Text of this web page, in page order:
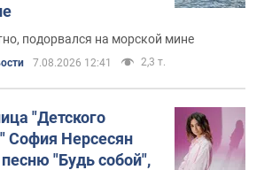
подорвался на морской мине
7.08.2026 12:41 2,3 т.
"Детского
София Нерсесян
"Будь собой",